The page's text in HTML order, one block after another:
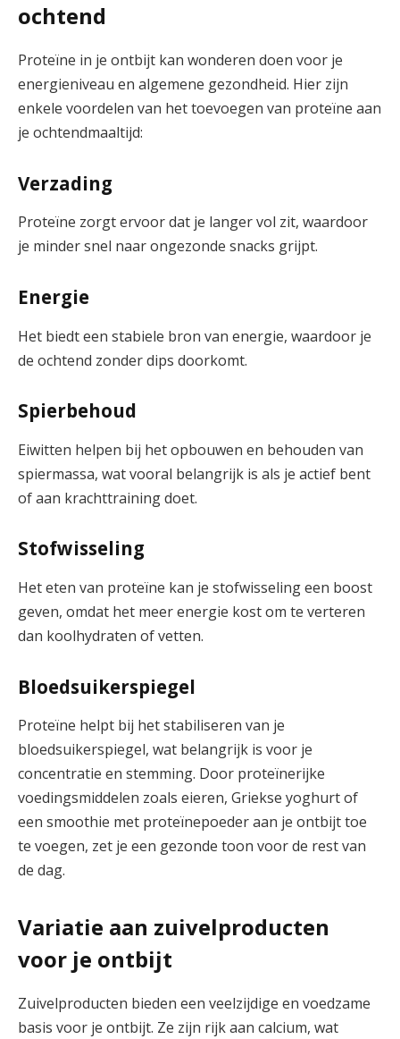
ochtend
Proteïne in je ontbijt kan wonderen doen voor je
energieniveau en algemene gezondheid. Hier zijn
enkele voordelen van het toevoegen van proteïne aan
je ochtendmaaltijd:
Verzading
Proteïne zorgt ervoor dat je langer vol zit, waardoor
je minder snel naar ongezonde snacks grijpt.
Energie
Het biedt een stabiele bron van energie, waardoor je
de ochtend zonder dips doorkomt.
Spierbehoud
Eiwitten helpen bij het opbouwen en behouden van
spiermassa, wat vooral belangrijk is als je actief bent
of aan krachttraining doet.
Stofwisseling
Het eten van proteïne kan je stofwisseling een boost
geven, omdat het meer energie kost om te verteren
dan koolhydraten of vetten.
Bloedsuikerspiegel
Proteïne helpt bij het stabiliseren van je
bloedsuikerspiegel, wat belangrijk is voor je
concentratie en stemming. Door proteïnerijke
voedingsmiddelen zoals eieren, Griekse yoghurt of
een smoothie met proteïnepoeder aan je ontbijt toe
te voegen, zet je een gezonde toon voor de rest van
de dag.
Variatie aan zuivelproducten
voor je ontbijt
Zuivelproducten bieden een veelzijdige en voedzame
basis voor je ontbijt. Ze zijn rijk aan calcium, wat